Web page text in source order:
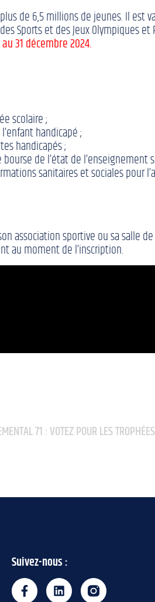
de 6,5 millions de jeunes. Il est
Sports et des Jeux Olympiques
31 décembre 2024.
scolaire ;
handicapé ;
handicapés ;
de l’état de l’enseignement
sanitaires et sociales pour
association sportive ou sa salle
au moment de l’inscription.
71 : VOTEZ POUR LES
Suivez-nous :